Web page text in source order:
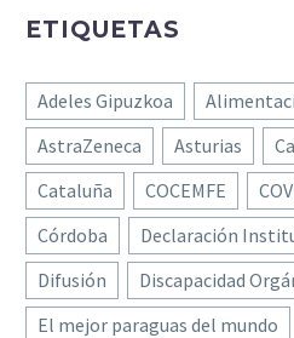
ETIQUETAS
Adeles Gipuzkoa
AstraZeneca
Asturias
Cataluña
COCEMFE
Córdoba
Declaración
Difusión
Discapacidad
El mejor paraguas del mundo